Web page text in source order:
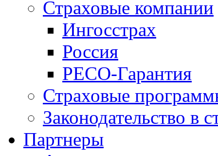
Страховые компании
Ингосстрах
Россия
РЕСО-Гарантия
Страховые
Законодательство в
Партнеры